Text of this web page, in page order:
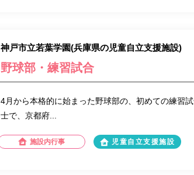
神戸市立若葉学園(兵庫県の児童自立支援施設)
野球部・練習試合
4月から本格的に始まった野球部の、初めての練習
士で、京都府...
施設内行事 児童自立支援施設